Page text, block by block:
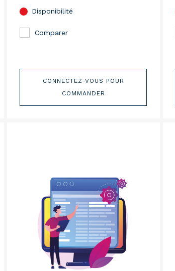
Disponibilité
Comparer
CONNECTEZ-VOUS POUR
COMMANDER